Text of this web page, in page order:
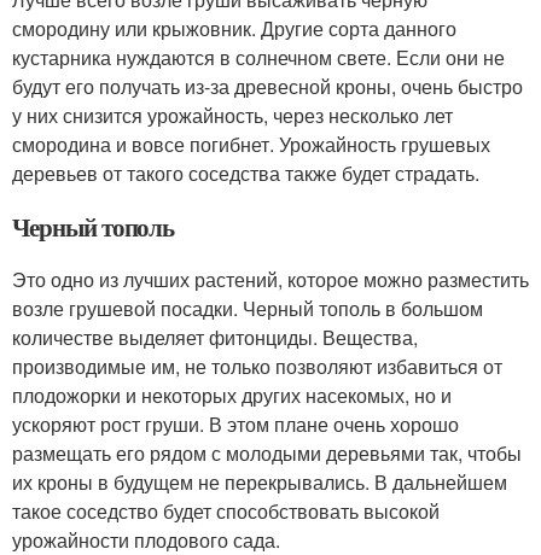
смородину или крыжовник. Другие сорта данного
кустарника нуждаются в солнечном свете. Если они не
будут его получать из-за древесной кроны, очень быстро
у них снизится урожайность, через несколько лет
смородина и вовсе погибнет. Урожайность грушевых
деревьев от такого соседства также будет страдать.
Черный тополь
Это одно из лучших растений, которое можно разместить
возле грушевой посадки. Черный тополь в большом
количестве выделяет фитонциды. Вещества,
производимые им, не только позволяют избавиться от
плодожорки и некоторых других насекомых, но и
ускоряют рост груши. В этом плане очень хорошо
размещать его рядом с молодыми деревьями так, чтобы
их кроны в будущем не перекрывались. В дальнейшем
такое соседство будет способствовать высокой
урожайности плодового сада.